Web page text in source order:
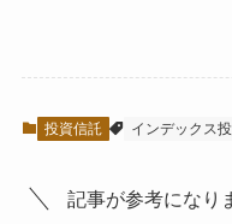
投資信託 インデックス
記事が参考になり